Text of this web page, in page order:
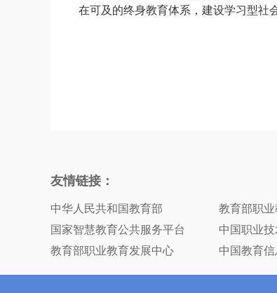
在可及的终身教育体系，建设学习型社
友情链接：
中华人民共和国教育部 教育部职
国家智慧教育公共服务平台
中国职业
教育部职业教育发展中心
中国教育